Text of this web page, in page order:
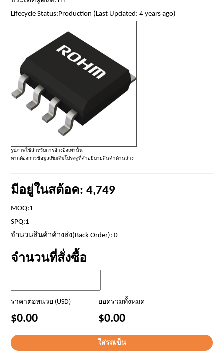
Lifecycle Status:Production (Last Updated: 4 years ago)
รูปภาพใช้สำหรับการอ้างอิงเท่านั้น
หากต้องการข้อมูลเพิ่มเติมโปรดดูที่คำอธิบายสินค้าด้านล่าง
มีอยู่ในสต้อค: 4,749
MOQ:1
SPQ:1
จำนวนสินค้าค้างส่ง(Back Order): 0
จำนวนที่สั่งซื้อ
ราคาต่อหน่วย (USD) ยอดรวมทั้งหมด
$0.00 $0.00